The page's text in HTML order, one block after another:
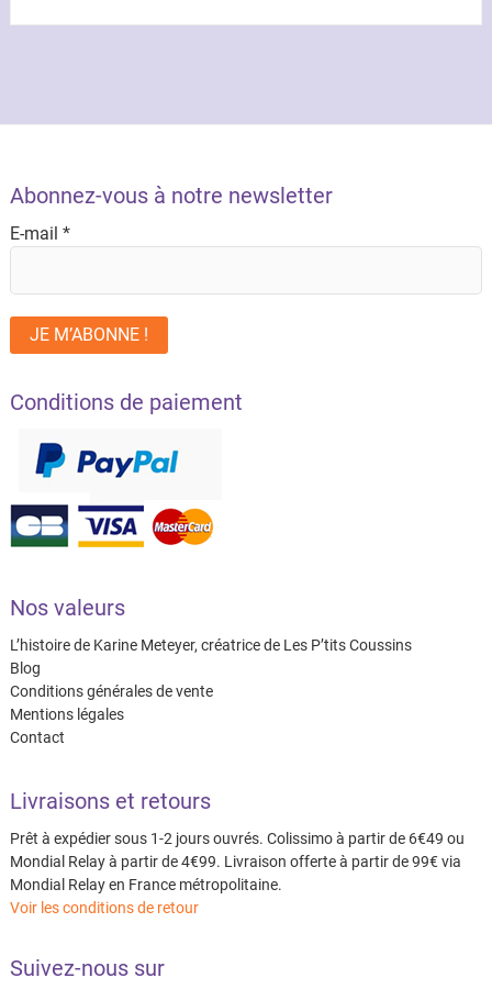
Abonnez-vous à notre newsletter
E-mail *
Conditions de paiement
Nos valeurs
L’histoire de Karine Meteyer, créatrice de Les P’tits Coussins
Blog
Conditions générales de vente
Mentions légales
Contact
Livraisons et retours
Prêt à expédier sous 1-2 jours ouvrés. Colissimo à partir de 6€49 ou
Mondial Relay à partir de 4€99. Livraison offerte à partir de 99€ via
Mondial Relay en France métropolitaine.
Voir les conditions de retour
Suivez-nous sur